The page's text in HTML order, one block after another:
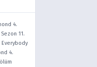
4.
11.
Everybody
4.